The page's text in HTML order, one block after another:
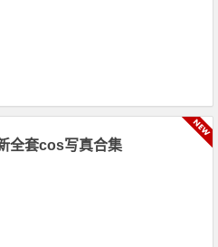
全套cos写真合集